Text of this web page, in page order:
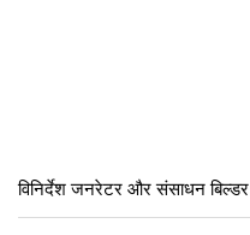
विनिर्देश जनरेटर और संसाधन बिल्डर